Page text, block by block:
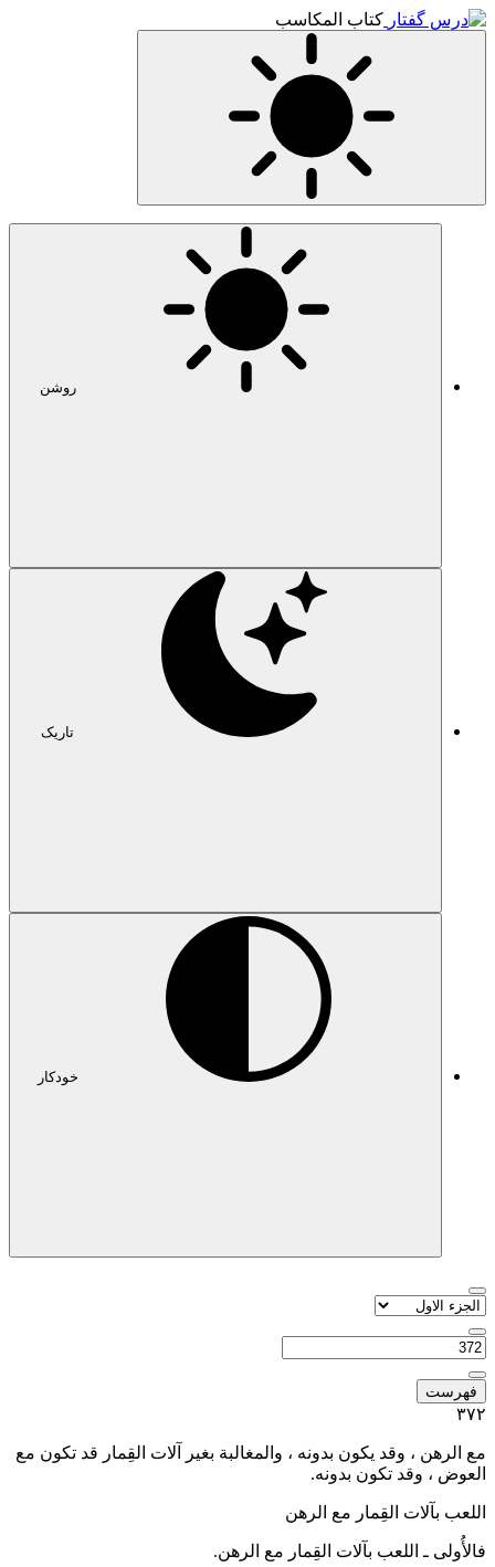
کتاب المکاسب
روشن
فهرست
٣٧٢
مع الرهن ، وقد يكون بدونه ، والمغالبة بغير آلات القِمار قد تكون مع
العوض ، وقد تكون بدونه.
اللعب بآلات القِمار مع الرهن
فالأُولى ـ اللعب بآلات القِمار مع الرهن.